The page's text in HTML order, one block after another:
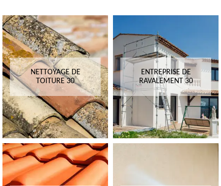
NETTOYAGE DE
TOITURE 30
ENTREPRISE DE
RAVALEMENT 30